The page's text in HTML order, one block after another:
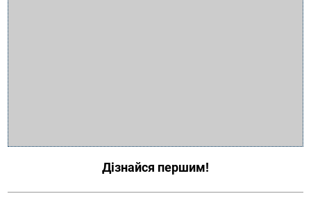
Дізнайся першим!